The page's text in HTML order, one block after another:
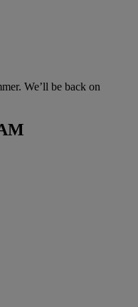
We’ll be back on